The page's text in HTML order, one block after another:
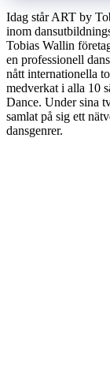
Idag står ART by
inom
Tobias Wallin
en professionell
nått internationella
medverkat i alla 10
Dance. Under sina
samlat på sig ett
dansgenrer.